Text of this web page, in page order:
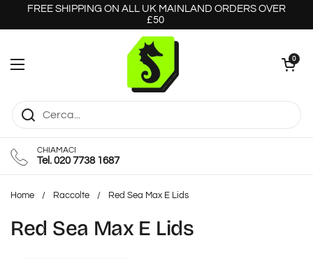
Passa ai contenuti
FREE SHIPPING ON ALL UK MAINLAND ORDERS OVER
£50
Apri menu
Apri carrello
0
CHIAMACI
Tel. 020 7738 1687
Home / Raccolte / Red Sea Max E Lids
Red Sea Max E Lids